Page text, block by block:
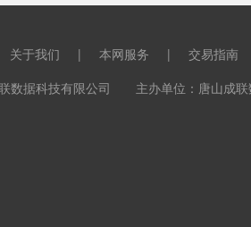
关于我们 | 本网服务 |
交易指南
联数据科技有限公司 主办单位：唐山成